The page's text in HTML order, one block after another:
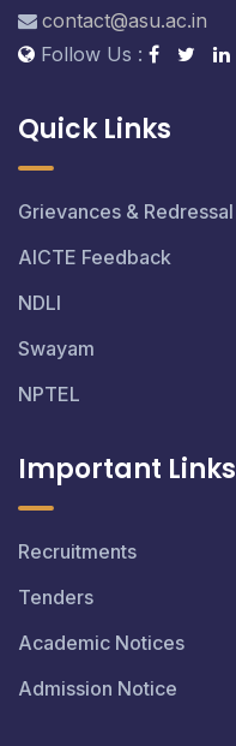
contact@asu.ac.in
Follow Us :
Quick Links
Grievances & Redressal
AICTE Feedback
NDLI
Swayam
NPTEL
Important Links
Recruitments
Tenders
Academic Notices
Admission Notice